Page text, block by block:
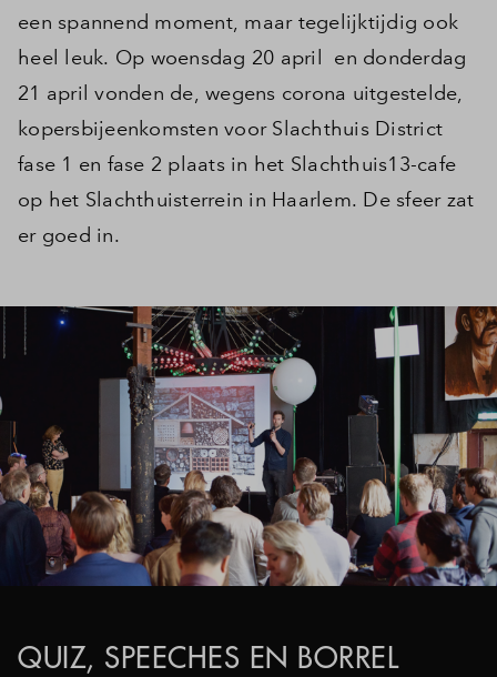
Inloggen
een spannend moment, maar tegelijktijdig ook
heel leuk. Op woensdag 20 april en donderdag
21 april vonden de, wegens corona uitgestelde,
kopersbijeenkomsten voor Slachthuis District
fase 1 en fase 2 plaats in het Slachthuis13-cafe
op het Slachthuisterrein in Haarlem. De sfeer zat
er goed in.
QUIZ, SPEECHES EN BORREL